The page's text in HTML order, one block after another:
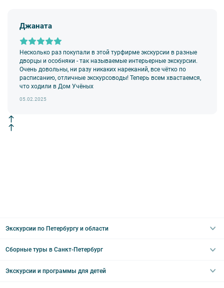
Джаната
Несколько раз покупали в этой турфирме экскурсии в разные
дворцы и особняки - так называемые интерьерные экскурсии.
Очень довольны, ни разу никаких нареканий, все чётко по
расписанию, отличные экскурсоводы! Теперь всем хвастаемся,
что ходили в Дом Учёных
05.02.2025
Экскурсии по Петербургу и области
Интерьерные
Сборные туры в Санкт-Петербург
Экскурсии и программы для детей